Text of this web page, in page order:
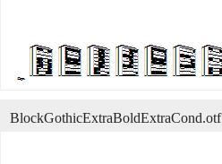
BlockGothicExtraBoldExtraCond.otf